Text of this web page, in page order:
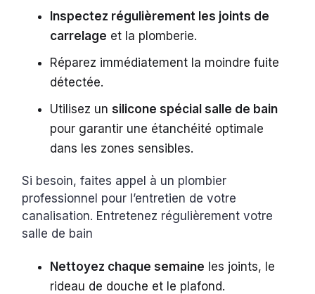
Inspectez régulièrement les joints de
carrelage et la plomberie.
Réparez immédiatement la moindre fuite
détectée.
Utilisez unsilicone spécial salle de bain
pour garantir une étanchéité optimale
dans les zones sensibles.
Si besoin, faites appel à un plombier
professionnel pour l’entretien de votre
canalisation. Entretenez régulièrement votre
salle de bain
Nettoyez chaque semaine les joints, le
rideau de douche et le plafond.